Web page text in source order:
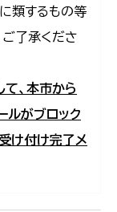
類するもの等
了承くださ
、本市から
ルがブロック
け付け完了メ